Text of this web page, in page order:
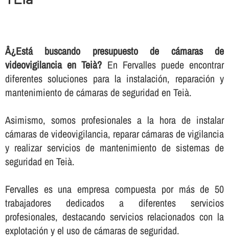
Â¿Está buscando presupuesto de cámaras de
videovigilancia en Teià? En Fervalles puede encontrar
diferentes soluciones para la instalación, reparación y
mantenimiento de cámaras de seguridad en Teià.
Asimismo, somos profesionales a la hora de instalar
cámaras de videovigilancia, reparar cámaras de vigilancia
y realizar servicios de mantenimiento de sistemas de
seguridad en Teià.
Fervalles es una empresa compuesta por más de 50
trabajadores dedicados a diferentes servicios
profesionales, destacando servicios relacionados con la
explotación y el uso de cámaras de seguridad.